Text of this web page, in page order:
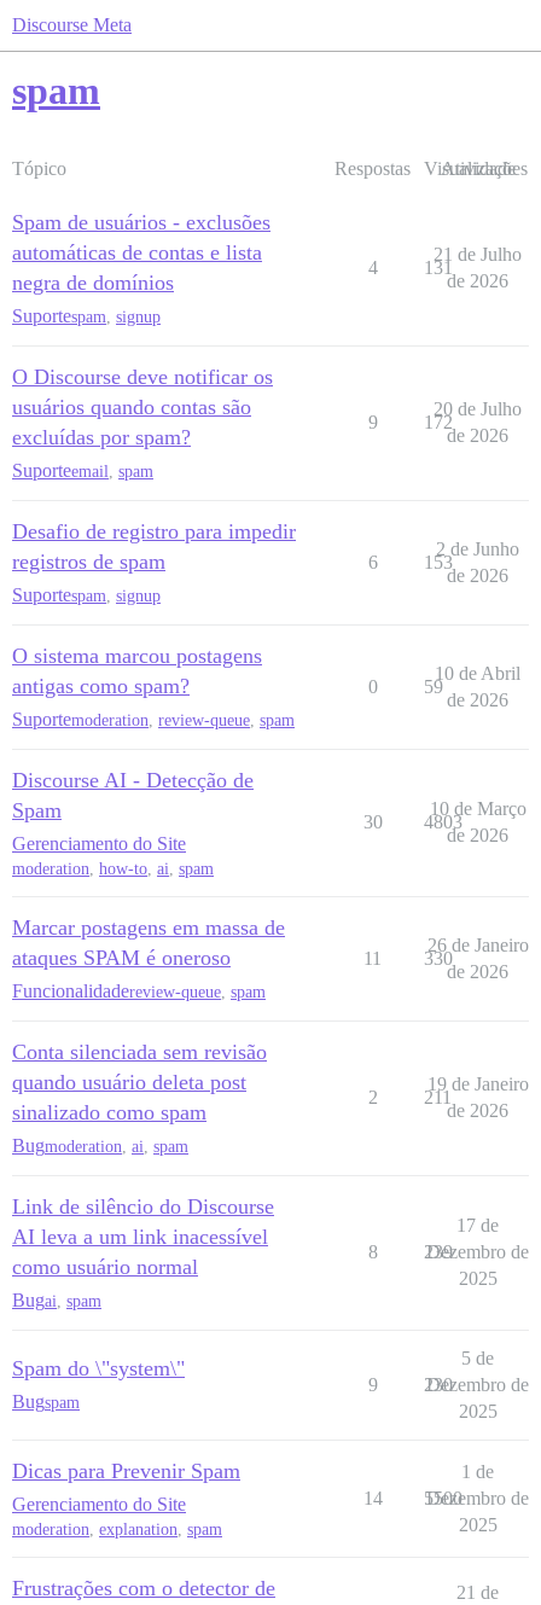
Discourse Meta
spam
Tópico Respostas Visualizações
Atividade
Spam de usuários - exclusões
automáticas de contas e lista
negra de domínios
Suportespam signup
4 131
21 de Julho
de 2026
O Discourse deve notificar os
usuários quando contas são
excluídas por spam?
Suporteemail spam
9 172
20 de Julho
de 2026
Desafio de registro para impedir
registros de spam
Suportespam signup
6 153
2 de Junho
de 2026
O sistema marcou postagens
antigas como spam?
Suportemoderation review-queue spam
0 59
10 de Abril
de 2026
Discourse AI - Detecção de
Spam
Gerenciamento do Site
moderation, how-to, ai, spam
30 4803
10 de Março
de 2026
Marcar postagens em massa de
ataques SPAM é oneroso
Funcionalidadereview-queue spam
11 330
26 de Janeiro
de 2026
Conta silenciada sem revisão
quando usuário deleta post
sinalizado como spam
Bugmoderation ai spam
2 211
19 de Janeiro
de 2026
Link de silêncio do Discourse
AI leva a um link inacessível
como usuário normal
Bugai spam
8 239
17 de
Dezembro de
2025
Spam do \"system\"
Bugspam
9 230
5 de
Dezembro de
2025
Dicas para Prevenir Spam
Gerenciamento do Site
moderation, explanation, spam
14 5500
1 de
Dezembro de
2025
Frustrações com o detector de
21 de